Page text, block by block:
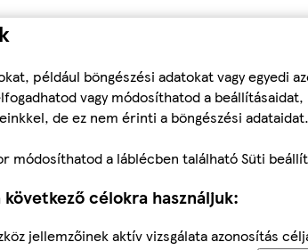
például böngészési adatokat vagy egyedi
vagy módosíthatod a
de ez nem érinti a böngészési
módosíthatod a láblécben található Süti
célokra használjuk:
jellemzőinek aktív vizsgálata azonosítás